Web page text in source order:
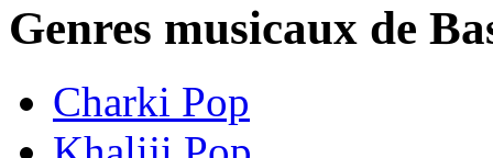
Genres musicaux de
Charki Pop